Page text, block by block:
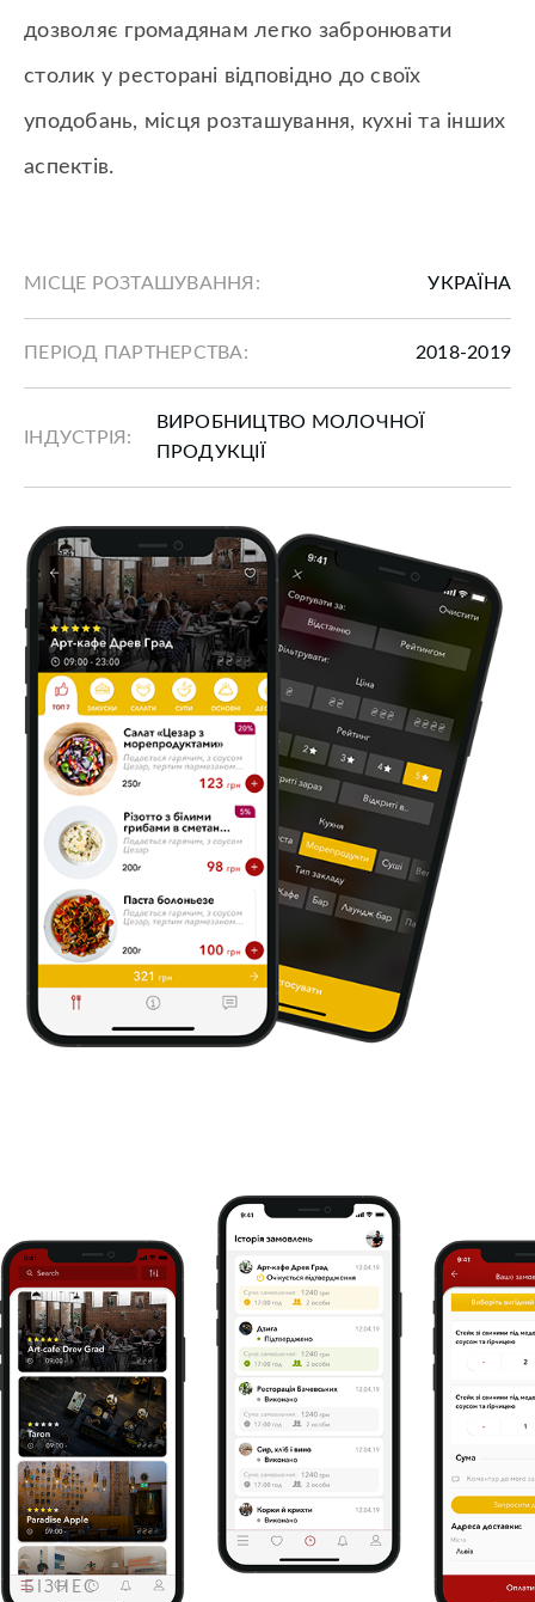
дозволяє громадянам легко забронювати
столик у ресторані відповідно до своїх
уподобань, місця розташування, кухні та інших
аспектів.
МІСЦЕ РОЗТАШУВАННЯ: УКРАЇНА
ПЕРІОД ПАРТНЕРСТВА: 2018-2019
ІНДУСТРІЯ:
ВИРОБНИЦТВО МОЛОЧНОЇ
ПРОДУКЦІЇ
БІЗНЕС